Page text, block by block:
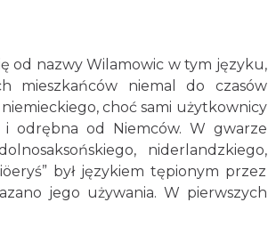
od nazwy Wilamowic w tym języku,
mieszkańców niemal do czasów
choć sami użytkownicy
odrębna od Niemców. W gwarze
niderlandzkiego,
był językiem tępionym przez
jego używania. W pierwszych